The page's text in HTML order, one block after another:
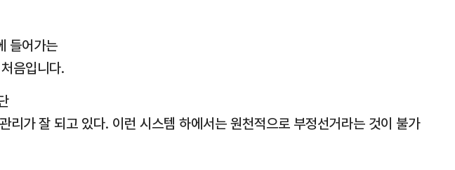
들어가는
음입니다.
리가 잘 되고 있다. 이런 시스템 하에서는 원천적으로 부정선거라는 것이 불가